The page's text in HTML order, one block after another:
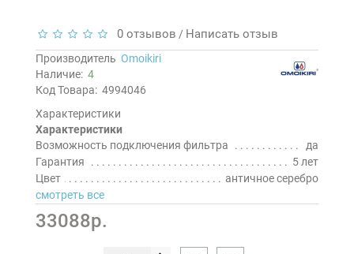
0 отзывов / Написать отзыв
Производитель Omoikiri
Наличие: 4
Код Товара: 4994046
Характеристики
Характеристики
Возможность подключения фильтра
да
Гарантия
5 лет
Цвет
античное серебро
смотреть все
33088р.